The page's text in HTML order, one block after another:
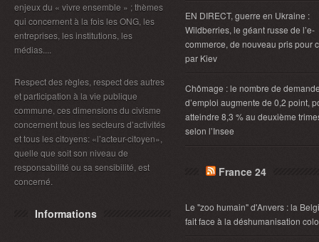
enjeux du « vivre ensemble » ; thèmes
qui concernent à la fois les ONG, les
entreprises, les institutions, les
médias....
Respect des règles, respect des autres
et participation à la vie publique
commune, ces dimensions du civisme
concernent tous les secteurs d’activités
et tous les citoyens: «l’acteur-citoyen»,
quelle que soit son niveau de
responsabilité ou sa sensibilité, est
concerné.
Informations
EN DIRECT, guerre en Ukraine :
Wildberries, le géant russe de l’e-
commerce, de nouveau pris pour
par Kiev
Chômage : le nombre de
d’emploi augmente de 0,2 point,
atteindre 8,3 % au deuxième
selon l’Insee
France 24
Le "zoo humain" d'Anvers : la
fait face à la déshumanisation